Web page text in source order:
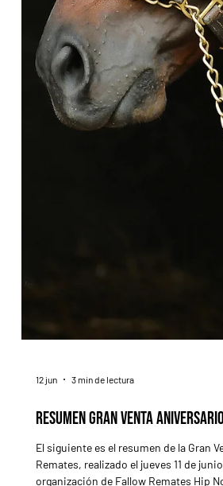
Resumen Gran Venta
El siguiente es el resumen de la Gran